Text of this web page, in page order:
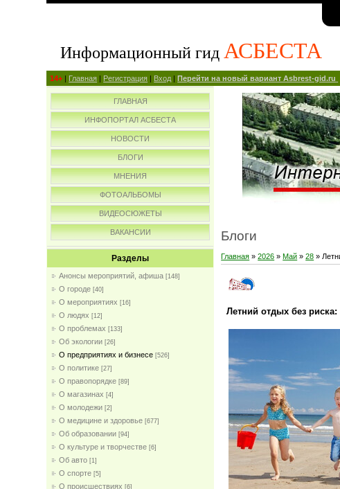
Информационный гид АСБЕСТА
14+ | Главная | Регистрация | Вход |Перейти на новый вариант Asbrest-gid.ru
ГЛАВНАЯ
ИНФОПОРТАЛ АСБЕСТА
НОВОСТИ
БЛОГИ
МНЕНИЯ
ФОТОАЛЬБОМЫ
ВИДЕОСЮЖЕТЫ
ВАКАНСИИ
Разделы
Анонсы мероприятий, афиша [148]
О городе [40]
О мероприятиях [16]
О людях [12]
О проблемах [133]
Об экологии [26]
О предприятиях и бизнесе [526]
О политике [27]
О правопорядке [89]
О магазинах [4]
О молодежи [2]
О медицине и здоровье [677]
Об образовании [94]
О культуре и творчестве [6]
Об авто [1]
О спорте [5]
О происшествиях [6]
Блоги
Главная »2026 » Май » 28 »
Летний отдых без риска: